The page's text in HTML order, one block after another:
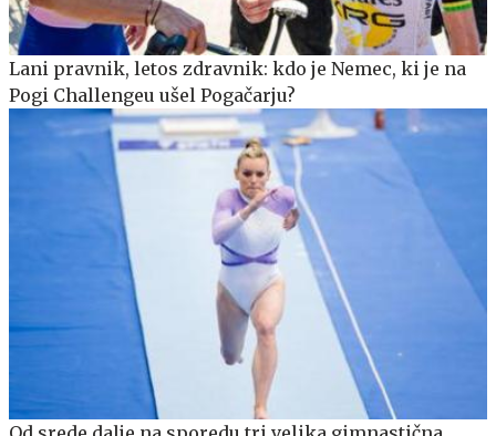
Lani pravnik, letos zdravnik: kdo je Nemec, ki je na
Pogi Challengeu ušel Pogačarju?